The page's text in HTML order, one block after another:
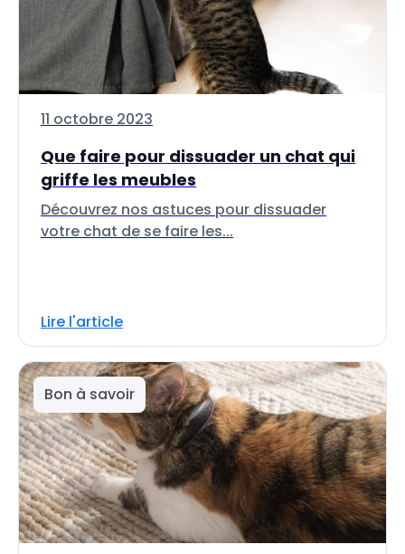
11 octobre 2023
Que faire pour dissuader un chat qui
griffe les meubles
Découvrez nos astuces pour dissuader
votre chat de se faire les...
Lire l'article
Bon à savoir